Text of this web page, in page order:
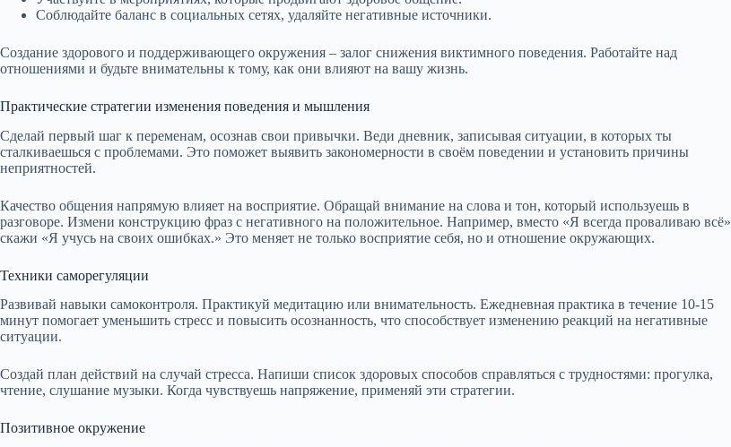
Соблюдайте баланс в социальных сетях, удаляйте негативные источники.
Создание здорового и поддерживающего окружения – залог снижения виктимного поведения. Работайте над
отношениями и будьте внимательны к тому, как они влияют на вашу жизнь.
Практические стратегии изменения поведения и мышления
Сделай первый шаг к переменам, осознав свои привычки. Веди дневник, записывая ситуации, в которых ты
сталкиваешься с проблемами. Это поможет выявить закономерности в своём поведении и установить причины
неприятностей.
Качество общения напрямую влияет на восприятие. Обращай внимание на слова и тон, который используешь в
разговоре. Измени конструкцию фраз с негативного на положительное. Например, вместо «Я всегда проваливаю всё»
скажи «Я учусь на своих ошибках.» Это меняет не только восприятие себя, но и отношение окружающих.
Техники саморегуляции
Развивай навыки самоконтроля. Практикуй медитацию или внимательность. Ежедневная практика в течение 10-15
минут помогает уменьшить стресс и повысить осознанность, что способствует изменению реакций на негативные
ситуации.
Создай план действий на случай стресса. Напиши список здоровых способов справляться с трудностями: прогулка,
чтение, слушание музыки. Когда чувствуешь напряжение, применяй эти стратегии.
Позитивное окружение